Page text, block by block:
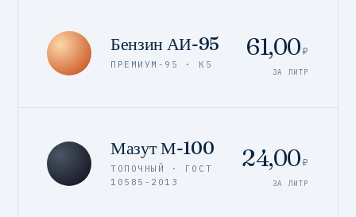
Бензин АИ-95
ПРЕМИУМ-95 · К5
61,00₽
ЗА ЛИТР
Мазут М-100
ТОПОЧНЫЙ · ГОСТ
10585-2013
24,00₽
ЗА ЛИТР